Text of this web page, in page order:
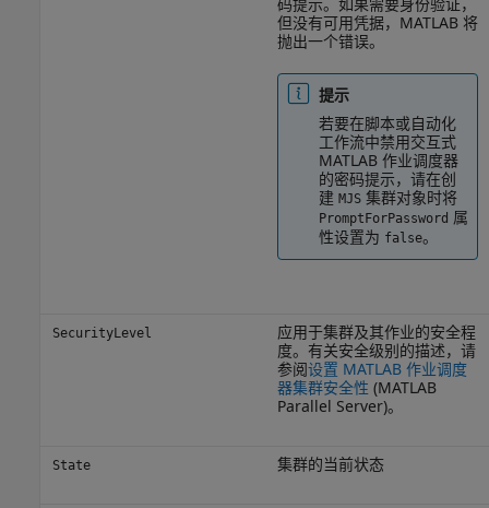
但没有可用凭据，MATLAB 将
抛出一个错误。
提示
若要在脚本或自动化
工作流中禁用交互式
MATLAB 作业调度器
的密码提示，请在创
建 MJS集群对象时将
PromptForPassword 属
性设置为 false。
SecurityLevel
应用于集群及其作业的安全程
度。有关安全级别的描述，请
参阅设置 MATLAB 作业调度
器集群安全性 (MATLAB
Parallel Server)。
State 集群的当前状态